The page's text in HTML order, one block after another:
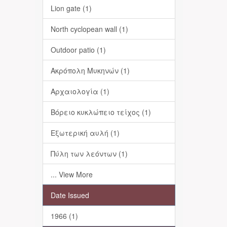
Lion gate (1)
North cyclopean wall (1)
Outdoor patio (1)
Ακρόπολη Μυκηνών (1)
Αρχαιολογία (1)
Βόρειο κυκλώπειο τείχος (1)
Εξωτερική αυλή (1)
Πύλη των λεόντων (1)
... View More
Date Issued
1966 (1)